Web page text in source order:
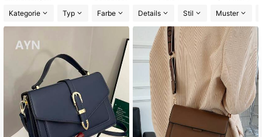
Kategorie
Typ Farbe Details Stil Muster